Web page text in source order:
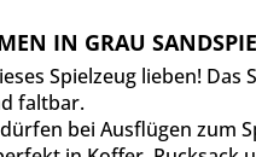
IN GRAU
Spielzeug lieben! Das
faltbar.
bei Ausflügen zum